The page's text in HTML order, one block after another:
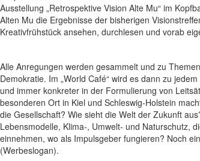
Ausstellung „Retrospektive Vision Alte Mu“ im
Alten Mu die Ergebnisse der bisherigen
Kreativfrühstück ansehen, durchlesen und vorab
Alle Anregungen werden gesammelt und zu
Demokratie. Im „World Café“ wird es dann zu
und immer konkreter in der Formulierung von
besonderen Ort in Kiel und Schleswig-Holstein
die Gesellschaft? Wie sieht die Welt der Zukunft
Lebensmodelle, Klima-, Umwelt- und Naturschutz,
einnehmen, wo als Impulsgeber fungieren? Noch
(Werbeslogan).